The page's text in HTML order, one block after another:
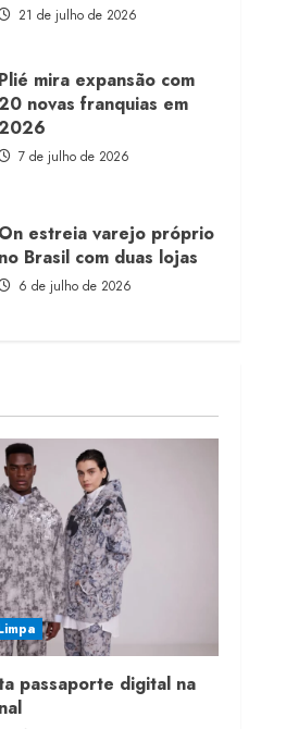
21 de julho de 2026
Plié mira expansão com
novas franquias em
7 de julho de 2026
On estreia varejo próprio
no Brasil com duas lojas
6 de julho de 2026
passaporte digital na